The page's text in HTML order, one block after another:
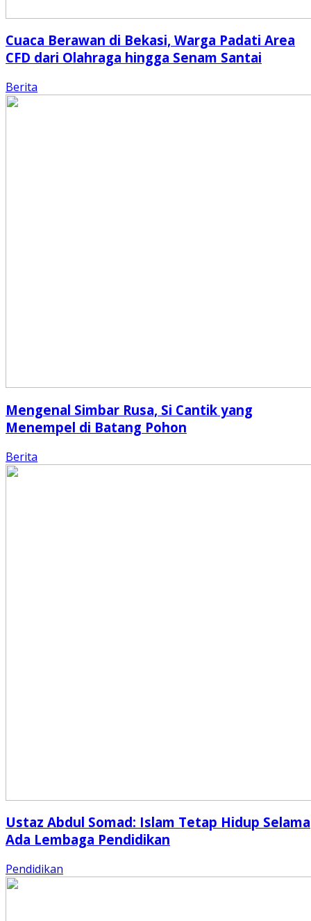
Cuaca Berawan di Bekasi, Warga Padati Area
CFD dari Olahraga hingga Senam Santai
Berita
Mengenal Simbar Rusa, Si Cantik yang
Menempel di Batang Pohon
Berita
Ustaz Abdul Somad: Islam Tetap Hidup Selama
Ada Lembaga Pendidikan
Pendidikan